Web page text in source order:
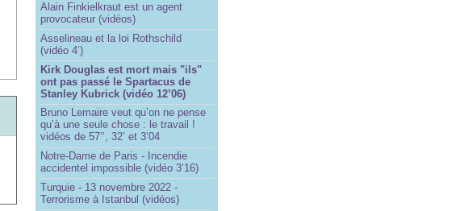
Alain Finkielkraut est un agent
provocateur (vidéos)
Asselineau et la loi Rothschild
(vidéo 4’)
Kirk Douglas est mort mais "ils"
ont pas passé le Spartacus de
Stanley Kubrick (vidéo 12’06)
Bruno Lemaire veut qu’on ne pense
qu’à une seule chose : le travail !
vidéos de 57’’, 32’ et 3’04
Notre-Dame de Paris - Incendie
accidentel impossible (vidéo 3’16)
Turquie - 13 novembre 2022 -
Terrorisme à Istanbul (vidéos)